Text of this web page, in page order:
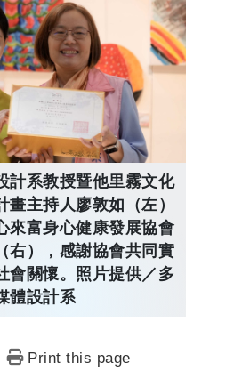
計系教授暨他里霧文化
畫主持人廖敦如（左）
來富身心健康發展協會
右），感謝協會共同實
會關懷。照片提供／多
體設計系
Print this page